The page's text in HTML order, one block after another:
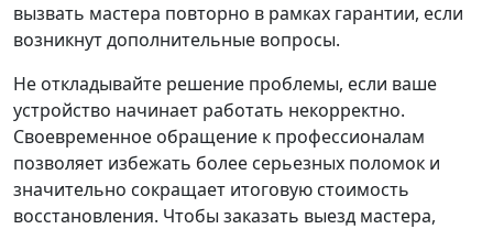
вызвать мастера повторно в рамках гарантии, если
возникнут дополнительные вопросы.
Не откладывайте решение проблемы, если ваше
устройство начинает работать некорректно.
Своевременное обращение к профессионалам
позволяет избежать более серьезных поломок и
значительно сокращает итоговую стоимость
восстановления. Чтобы заказать выезд мастера,